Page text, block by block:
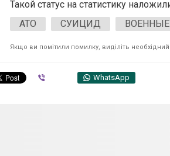
Такой статус на статистику
АТО
СУИЦИД ВОЕННЫЕ
Якщо ви помітили помилку, виділіть
WhatsApp